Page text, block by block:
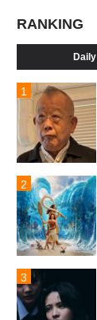
RANKING
Daily